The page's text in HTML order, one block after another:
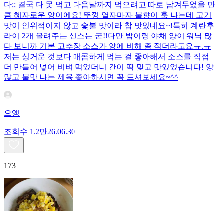
다;; 결국 다 못 먹고 다음날까지 먹으려고 따로 남겨두었을 만
큼 혜자로운 양이에요! 뚜껑 열자마자 불향이 훅 나는데 고기
맛이 인위적이지 않고 숯불 맛이라 참 맛있네요~!특히 계란후
라이 2개 올려주는 센스는 굳!! ​다만 밥이랑 야채 양이 워낙 많
다 보니까 기본 고추장 소스가 양에 비해 좀 적더라고요ㅠ.ㅠ
저는 싱거운 것보다 매콤하게 먹는 걸 좋아해서 소스를 직접
더 만들어 넣어 비벼 먹었더니 간이 딱 맞고 맛있었습니다! 양
많고 불맛 나는 제육 좋아하시면 꼭 드셔보세요~^^
으앵
조회수 1.2만26.06.30
173